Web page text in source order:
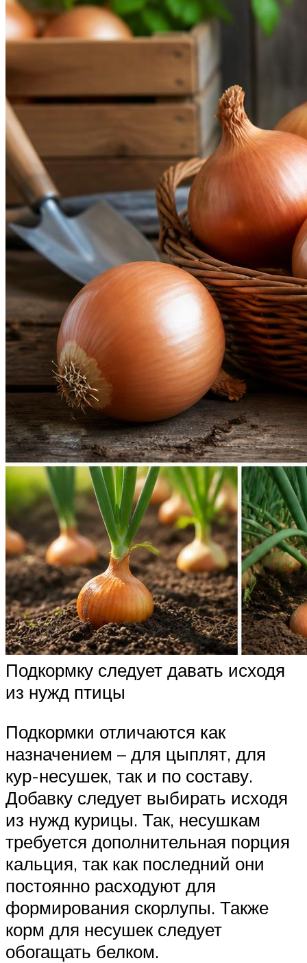
Подкормку следует давать исходя
из нужд птицы
Подкормки отличаются как
назначением – для цыплят, для
кур-несушек, так и по составу.
Добавку следует выбирать исходя
из нужд курицы. Так, несушкам
требуется дополнительная порция
кальция, так как последний они
постоянно расходуют для
формирования скорлупы. Также
корм для несушек следует
обогащать белком.